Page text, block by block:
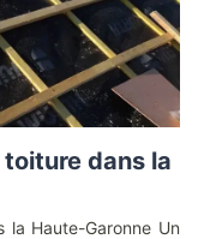
dans la
la Haute-Garonne Un